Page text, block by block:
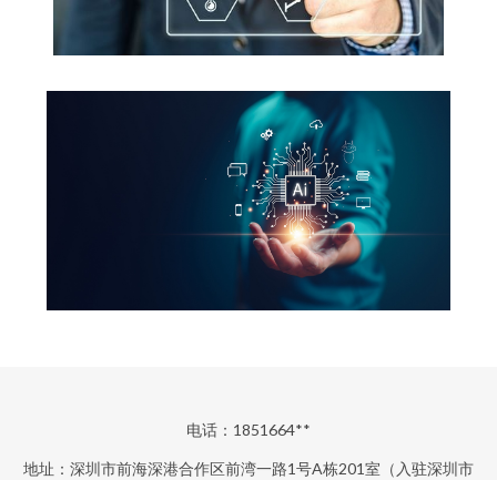
电话：1851664**
地址：深圳市前海深港合作区前湾一路1号A栋201室（入驻深圳市